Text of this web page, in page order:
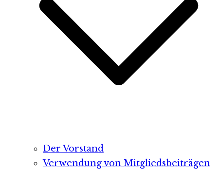
Der Vorstand
Verwendung von Mitgliedsbeiträgen